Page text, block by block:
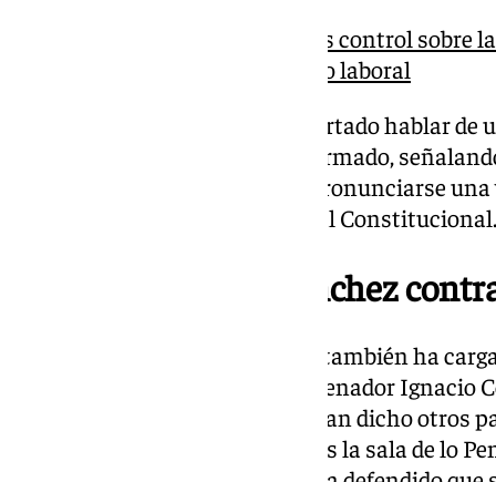
Sánchez pide en el G20 más control
el impacto sobre el mercado laboral
Por otro lado, Sánchez ha descartado hablar
mismo no tiene sentido», ha afirmado,
jurisdiccionales» que podrían pronunciarse
completa, en alusión al Tribunal Constitucional.
Declaraciones de Sánchez
En sus declaraciones, Sánchez también ha
recordando las palabras del exsenador Ignacio
escuchado nunca decir, como han dicho otros
controlar la Sala Segunda, que es la sala de lo